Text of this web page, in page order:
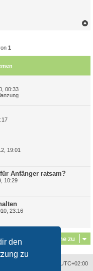
den
zu
b
1
00:33
19:01
Anfänger ratsam?
10:29
23:16
Gehe zu
UTC+02:00